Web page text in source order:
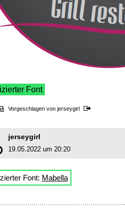
Font
Vorgeschlagen von jerseygirl
jerseygirl
19.05.2022 um 20:20
Font: Mabella